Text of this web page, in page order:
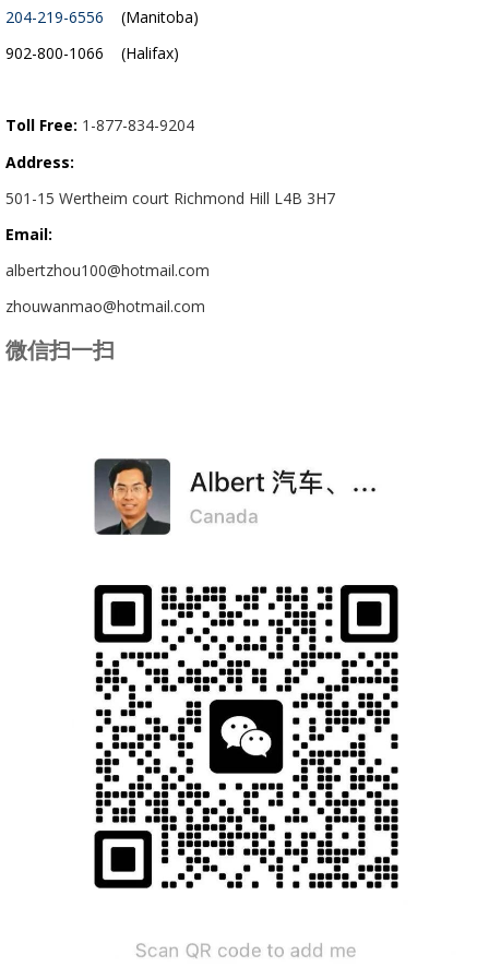
204-219-6556 (Manitoba)
902-800-1066 (Halifax)
Toll Free: 1-877-834-9204
Address:
501-15 Wertheim court Richmond Hill L4B 3H7
Email:
albertzhou100@hotmail.com
zhouwanmao@hotmail.com
微信扫一扫